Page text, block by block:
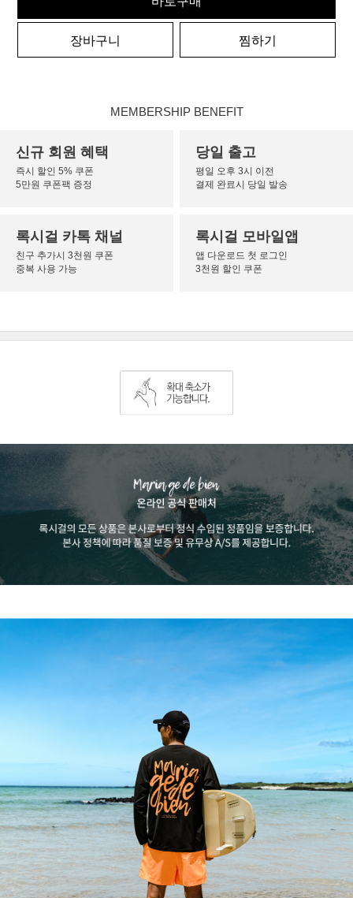
장바구니 찜하기
MEMBERSHIP BENEFIT
신규 회원 혜택
즉시 할인 5% 쿠폰
5만원 쿠폰팩 증정
당일 출고
평일 오후 3시 이전
결제 완료시 당일 발송
록시걸 카톡 채널
친구 추가시 3천원 쿠폰
중복 사용 가능
록시걸 모바일앱
앱 다운로드 첫 로그인
3천원 할인 쿠폰